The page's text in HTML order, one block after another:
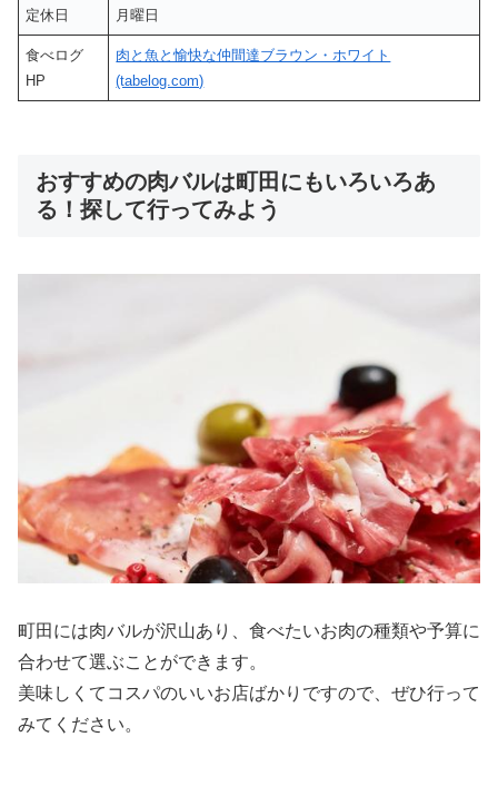
定休日 月曜日
食べログ
HP
肉と魚と愉快な仲間達ブラウン・ホワイト
(tabelog.com)
おすすめの肉バルは町田にもいろいろあ
る！探して行ってみよう
町田には肉バルが沢山あり、食べたいお肉の種類や予算に
合わせて選ぶことができます。
美味しくてコスパのいいお店ばかりですので、ぜひ行って
みてください。